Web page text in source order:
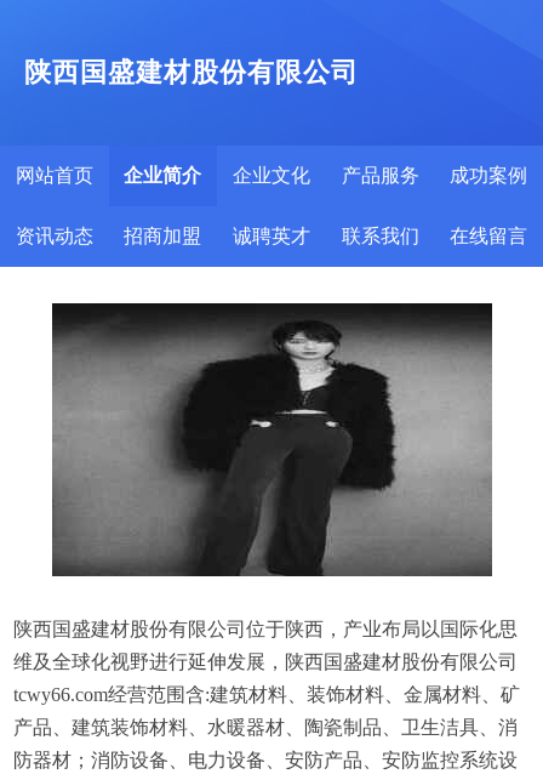
陕西国盛建材股份有限公司
网站首页 企业简介 企业文化 产品服务 成功案例
资讯动态 招商加盟 诚聘英才 联系我们 在线留言
陕西国盛建材股份有限公司位于陕西，产业布局以国际化思
维及全球化视野进行延伸发展，陕西国盛建材股份有限公司
tcwy66.com经营范围含:建筑材料、装饰材料、金属材料、矿
产品、建筑装饰材料、水暖器材、陶瓷制品、卫生洁具、消
防器材；消防设备、电力设备、安防产品、安防监控系统设